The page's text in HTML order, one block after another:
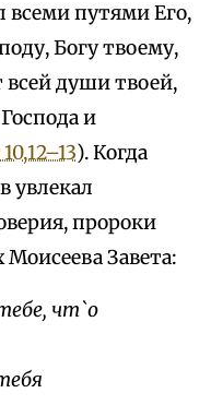
всеми путями Его,
Богу твоему,
всей души твоей,
и
). Когда
увлекал
пророки
Завета:
чт`о